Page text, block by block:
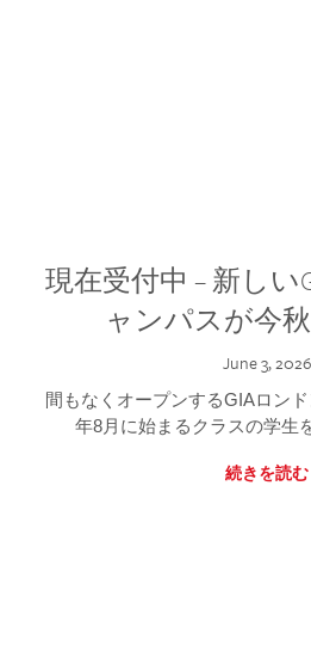
現在受付中 – 新しい
ャンパスが今
June 3, 2026
間もなくオープンするGIAロン
年8月に始まるクラスの学生
続きを読む